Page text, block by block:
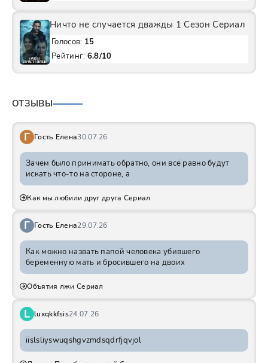
Ничто не случается дважды 1 Сезон Сериал
Голосов: 15
Рейтинг: 6.8/10
ОТЗЫВЫ
Г Гость Елена30.07.26
Зачем было принимать обратно, они всё равно будут
искать что-то на стороне, а
Как мы любили друг друга Сериал
Г Гость Елена29.07.26
Как можно назвать папой человека убившего
беременную мать и бросившего на двоих
Объятия лжи Сериал
L luxqkkfsis24.07.26
iislsliyswuqshgvzmdsqdrfjqvjol